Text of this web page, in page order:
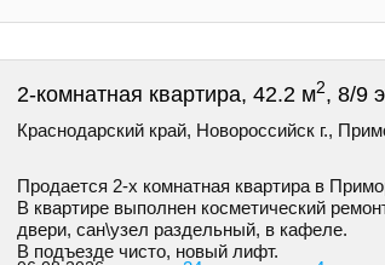
2-комнатная квартира, 42.2 м2, 8/9
Краснодарский край, Новороссийск г.,
Продается 2-х комнатная квартира в
В квартире выполнен косметический
двери, сан\узел раздельный, в кафеле.
В подъезде чисто, новый лифт.